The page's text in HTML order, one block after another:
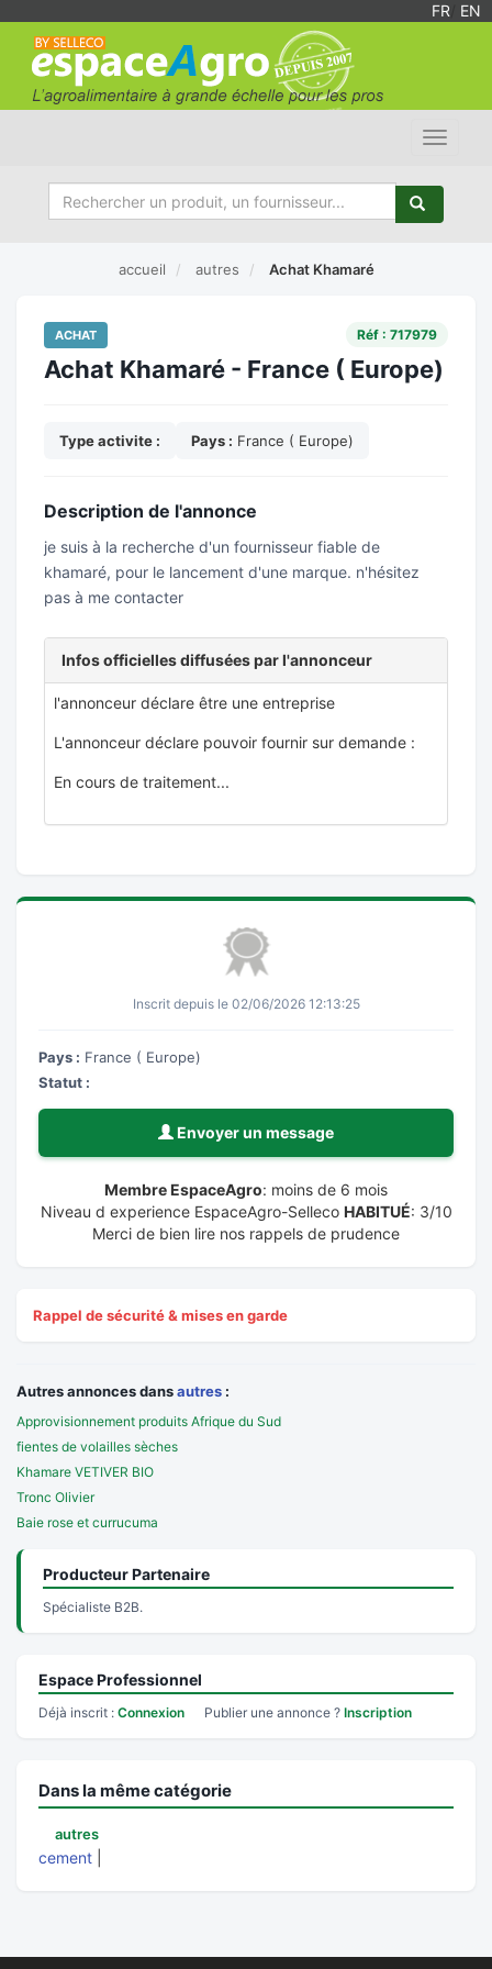
FR EN
Toggle
accueil autres Achat Khamaré
ACHAT Réf : 717979
Achat Khamaré - France ( Europe)
Type activite : Pays : France ( Europe)
Description de l'annonce
je suis à la recherche d'un fournisseur fiable de
khamaré, pour le lancement d'une marque. n'hésitez
pas à me contacter
Infos officielles diffusées par l'annonceur
l'annonceur déclare être une entreprise
L'annonceur déclare pouvoir fournir sur demande :
En cours de traitement...
Inscrit depuis le 02/06/2026 12:13:25
Pays : France ( Europe)
Statut :
Envoyer un message
Membre EspaceAgro: moins de 6 mois
Niveau d experience EspaceAgro-Selleco HABITUÉ: 3/10
Merci de bien lire nos rappels de prudence
Rappel de sécurité & mises en garde
Autres annonces dansautres :
Approvisionnement produits Afrique du Sud
fientes de volailles sèches
Khamare VETIVER BIO
Tronc Olivier
Baie rose et currucuma
Producteur Partenaire
Spécialiste B2B.
Espace Professionnel
Déjà inscrit : Connexion Publier une annonce ? Inscription
Dans la même catégorie
autres
cement